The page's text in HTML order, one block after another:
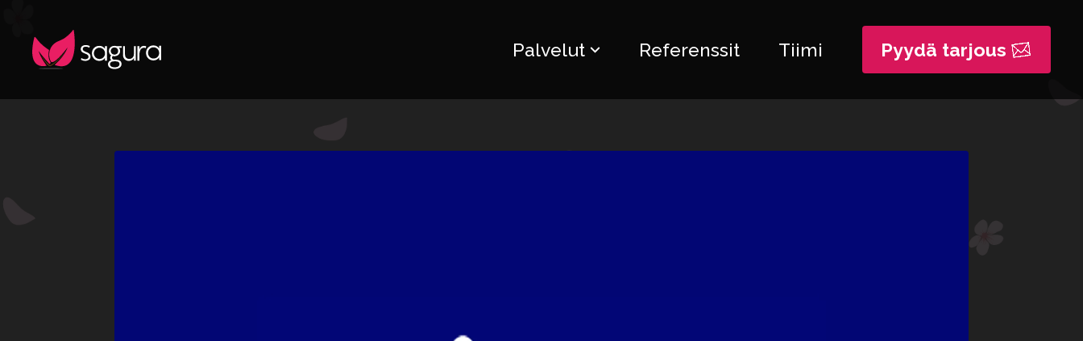
Palvelut Referenssit Tiimi Pyydä tarjous